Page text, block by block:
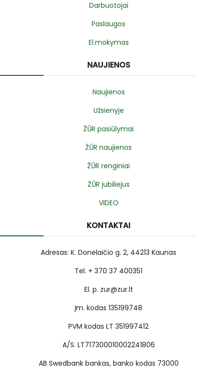
Darbuotojai
Paslaugos
El.mokymas
NAUJIENOS
Naujienos
Užsienyje
ŽŪR pasiūlymai
ŽŪR naujienos
ŽŪR renginiai
ŽŪR jubiliejus
VIDEO
KONTAKTAI
Adresas: K. Donelaičio g. 2, 44213 Kaunas
Tel. + 370 37 400351
El. p. zur@zur.lt
Įm. kodas 135199748
PVM kodas LT 351997412
A/S. LT717300010002241806
AB Swedbank bankas, banko kodas 73000